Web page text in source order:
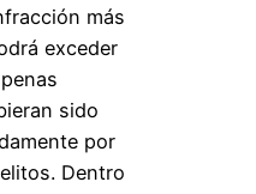
más
exceder
sido
por
Dentro